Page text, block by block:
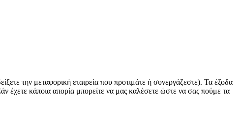
την μεταφορική εταιρεία που προτιμάτε ή συνεργάζεστε). Τα έξοδα
έχετε κάποια απορία μπορείτε να μας καλέσετε ώστε να σας πούμε τα